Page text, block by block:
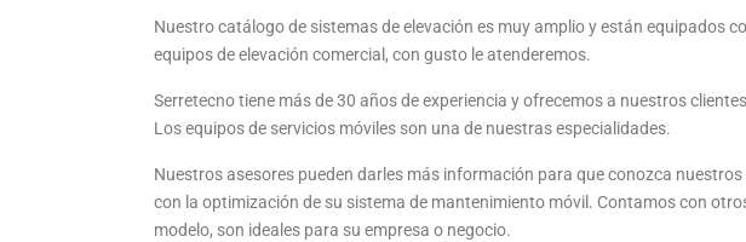
Nuestro catálogo de sistemas de elevación es muy amplio y están equipados
equipos de elevación comercial, con gusto le atenderemos.
Serretecno tiene más de 30 años de experiencia y ofrecemos a nuestros
Los equipos de servicios móviles son una de nuestras especialidades.
Nuestros asesores pueden darles más información para que conozca
con la optimización de su sistema de mantenimiento móvil. Contamos con
modelo, son ideales para su empresa o negocio.